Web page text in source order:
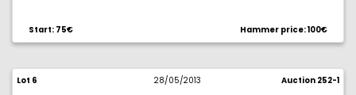
Start: 75€ Hammer price: 100€
Lot 6 28/05/2013 Auction 252-1